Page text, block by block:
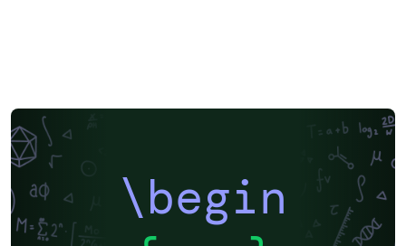
\begin